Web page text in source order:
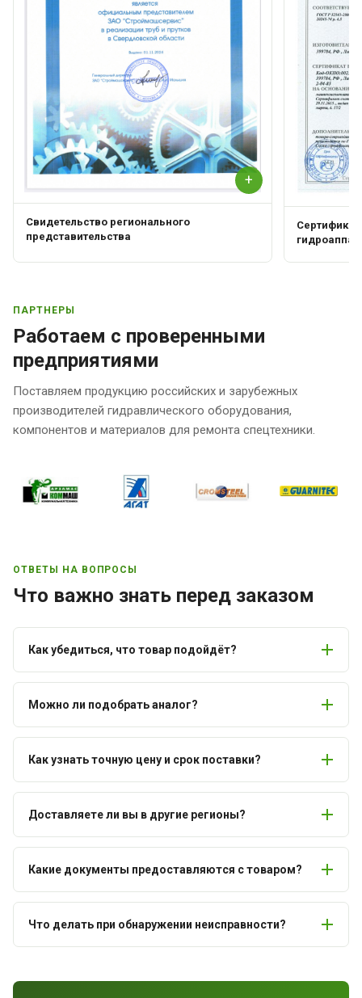
+
Свидетельство регионального
представительства
Сертификат
ПАРТНЕРЫ
Работаем с проверенными
предприятиями
Поставляем продукцию российских и зарубежных
производителей гидравлического оборудования,
компонентов и материалов для ремонта спецтехники.
ОТВЕТЫ НА ВОПРОСЫ
Что важно знать перед заказом
Как убедиться, что товар подойдёт?
Можно ли подобрать аналог?
Как узнать точную цену и срок поставки?
Доставляете ли вы в другие регионы?
Какие документы предоставляются с товаром?
Что делать при обнаружении неисправности?